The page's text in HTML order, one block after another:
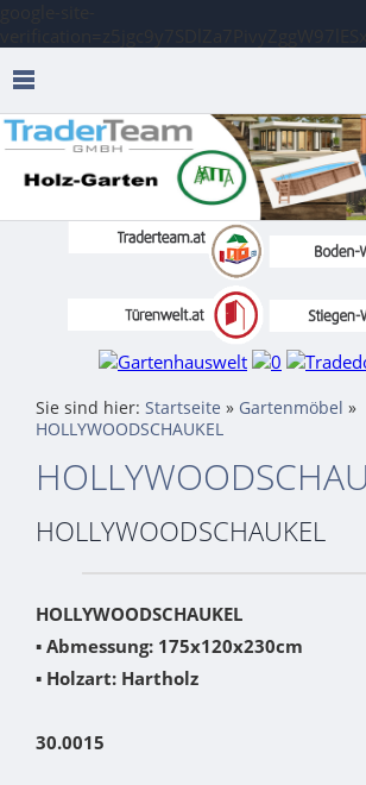
Sie sind hier: Startseite » Gartenmöbel »
HOLLYWOODSCHAUKEL
HOLLYWOODSCHAUKEL
HOLLYWOODSCHAUKEL
▪ Abmessung: 175x120x230cm
▪ Holzart: Hartholz
30.0015